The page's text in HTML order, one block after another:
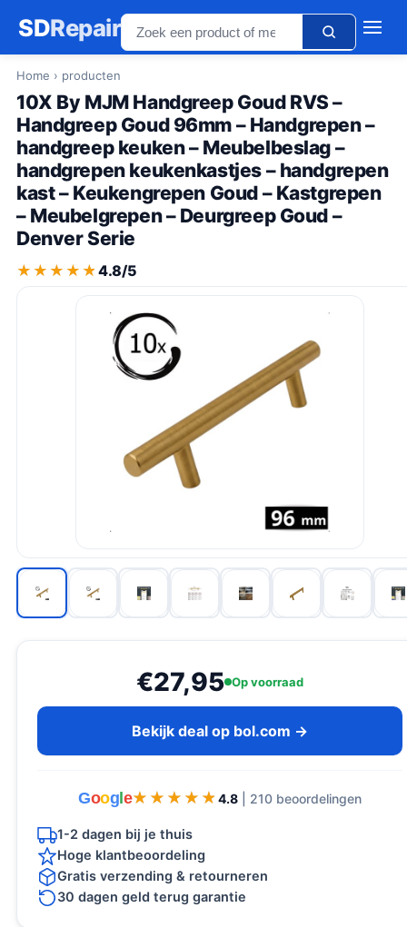
SDRepair
Home › producten
10X By MJM Handgreep Goud RVS –
Handgreep Goud 96mm – Handgrepen –
handgreep keuken – Meubelbeslag –
handgrepen keukenkastjes – handgrepen
kast – Keukengrepen Goud – Kastgrepen
– Meubelgrepen – Deurgreep Goud –
Denver Serie
★★★★★
★★★★★ 4.8/5
€27,95 Op voorraad
Bekijk deal op bol.com →
Goog e★★★★★
★★★★★ 4.8 | 210 beoordelingen
1-2 dagen bij je thuis
Hoge klantbeoordeling
Gratis verzending & retourneren
30 dagen geld terug garantie